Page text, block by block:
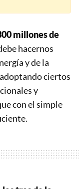
millones de
hacernos
y de la
ciertos
y
con el simple